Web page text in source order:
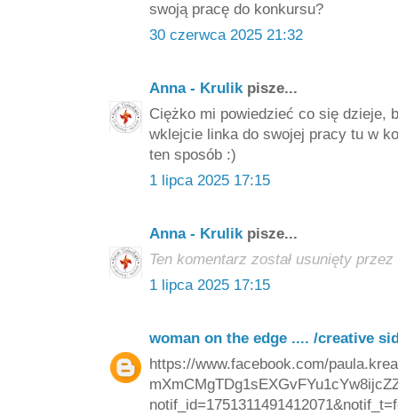
swoją pracę do konkursu?
30 czerwca 2025 21:32
Anna - Krulikpisze...
Ciężko mi powiedzieć co się dzieje,
wklejcie linka do swojej pracy tu w
ten sposób :)
1 lipca 2025 17:15
Anna - Krulikpisze...
Ten komentarz został usunięty
1 lipca 2025 17:15
woman on the edge .... /creative
https://www.facebook.com/